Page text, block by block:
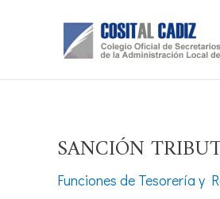
SANCIÓN
Funciones de Tesorería y